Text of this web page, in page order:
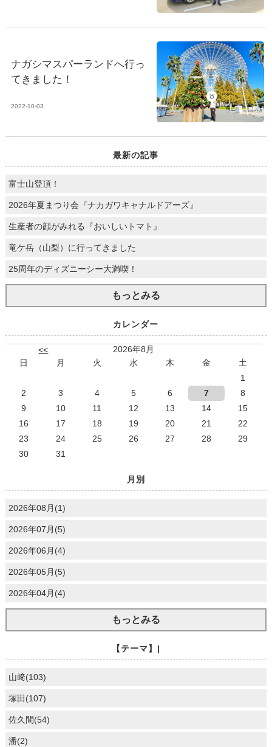
ナガシマスパーランドへ行っ
てきました！
2022-10-03
最新の記事
富士山登頂！
2026年夏まつり会『ナカガワキャナルドアーズ』
生産者の顔がみれる『おいしいトマト』
竜ケ岳（山梨）に行ってきました
25周年のディズニーシー大満喫！
もっとみる
カレンダー
<<
2026年8月
日
月 火 水 木 金
土
1
2
3 4 5 6 7
8
9
10 11 12 13 14
15
16
17 18 19 20 21
22
23
24 25 26 27 28
29
30
31
月別
2026年08月(1)
2026年07月(5)
2026年06月(4)
2026年05月(5)
2026年04月(4)
もっとみる
【テーマ】|
山﨑(103)
塚田(107)
佐久間(54)
潘(2)